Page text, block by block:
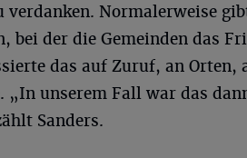
verdanken. Normalerweise
bei der die Gemeinden das
das auf Zuruf, an Orten,
„In unserem Fall war das
Sanders.